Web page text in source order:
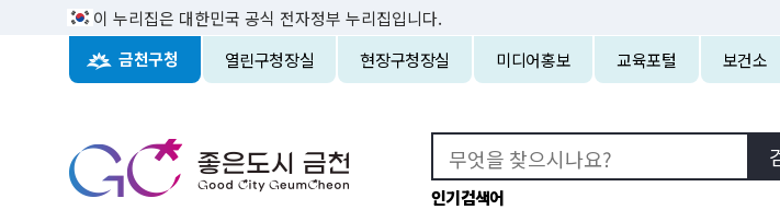
이 누리집은 대한민국 공식 전자정부 누리집입니다.
금천구청 열린구청장실 현장구청장실 미디어홍보 교육포털 보건소
인기검색어